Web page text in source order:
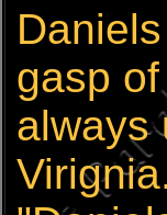
gasp
always